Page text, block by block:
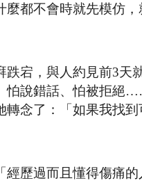
都不會時就先模仿，
跌宕，與人約見前3天
怕說錯話、怕被拒絕
念了：「如果我找
歷過而且懂得傷痛的